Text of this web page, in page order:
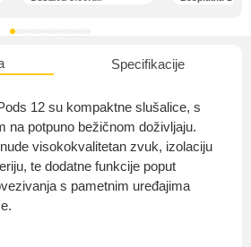
Specifikacije
12 su kompaktne slušalice, s
na potpuno bežičnom doživljaju.
visokokvalitetan zvuk, izolaciju
te dodatne funkcije poput
s pametnim uređajima
O nama
Privatnost kupca